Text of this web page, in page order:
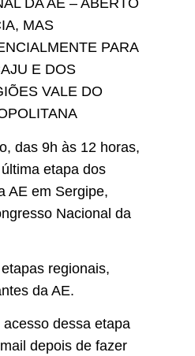
DA AE – ABERTO
MAS
PARA
E DOS
VALE DO
das 9h às 12 horas,
etapa dos
AE em Sergipe,
Nacional da
regionais,
da AE.
dessa etapa
depois de fazer